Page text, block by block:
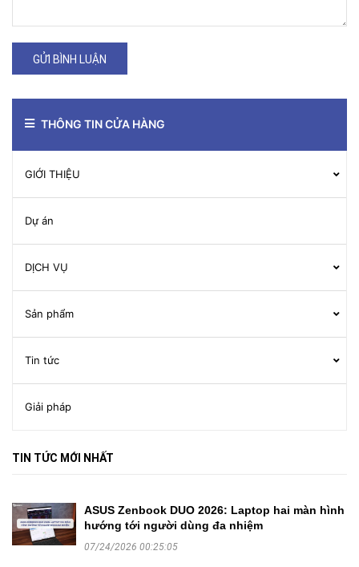
THÔNG TIN CỬA HÀNG
GIỚI THIỆU
Dự án
DỊCH VỤ
Sản phẩm
Tin tức
Giải pháp
TIN TỨC MỚI NHẤT
ASUS Zenbook DUO 2026: Laptop hai màn hình
hướng tới người dùng đa nhiệm
07/24/2026 00:25:05
GỬI BÌNH LUẬN